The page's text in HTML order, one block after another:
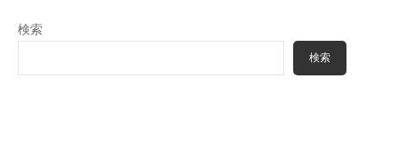
検索
検索